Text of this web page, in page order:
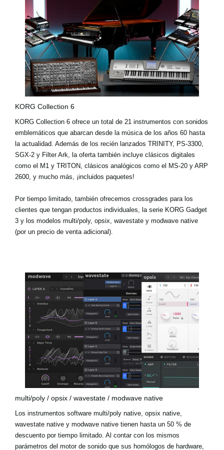
KORG Collection 6
KORG Collection 6 ofrece un total de 21 instrumentos con sonidos
emblemáticos que abarcan desde la música de los años 60 hasta
la actualidad. Además de los recién lanzados TRINITY, PS-3300
SGX-2 y Filter Ark , la oferta también incluye clásicos digitales
como el M1 y TRITON , clásicos analógicos como el MS-20 y ARP
2600 , y mucho más, ¡incluidos paquetes!
Por tiempo limitado, también ofrecemos crossgrades para los
clientes que tengan productos individuales, la serie KORG Gadget
3 y los modelos multi/poly, opsix, wavestate y modwave native
(por un precio de venta adicional).
multi/poly / opsix / wavestate / modwave native
Los instrumentos software multi/poly native, opsix native,
wavestate native y modwave native tienen hasta un 50 % de
descuento por tiempo limitado. Al contar con los mismos
parámetros del motor de sonido que sus homólogos de hardware,